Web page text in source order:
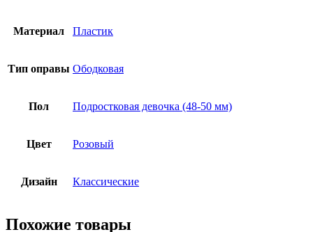
Материал Пластик
Тип оправы Ободковая
Пол Подростковая девочка (48-50 мм)
Цвет Розовый
Дизайн Классические
Похожие товары